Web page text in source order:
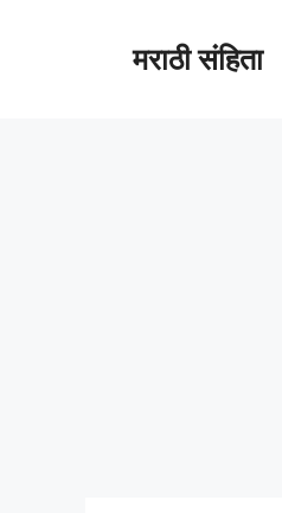
मराठी संहिता